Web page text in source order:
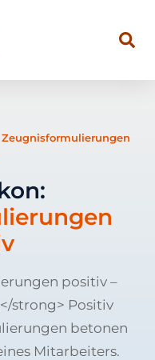
Zeugnisformulierungen
positiv –
strong> Positiv
betonen
Mitarbeiters.